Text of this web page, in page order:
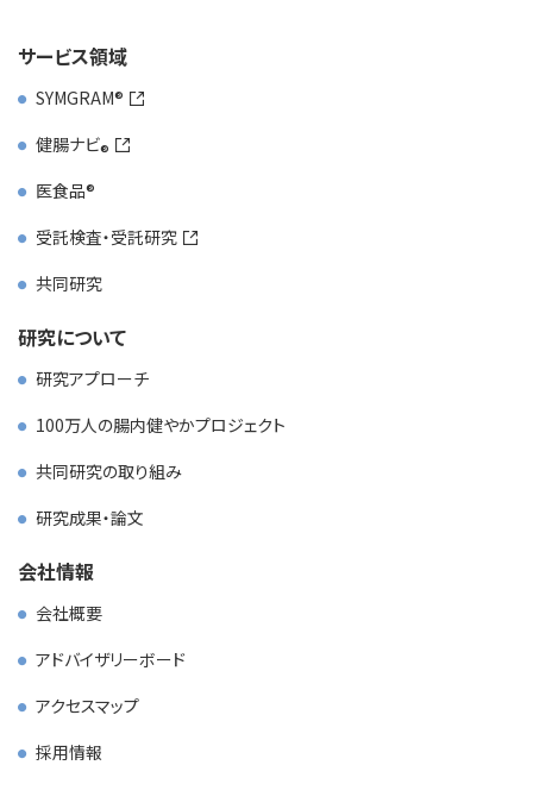
サービス領域
SYMGRAM
健腸ナビ
医食品
受託検査・受託研究
共同研究
研究について
研究アプローチ
100万人の腸内健やかプロジェクト
共同研究の取り組み
研究成果・論文
会社情報
会社概要
アドバイザリーボード
アクセスマップ
採用情報